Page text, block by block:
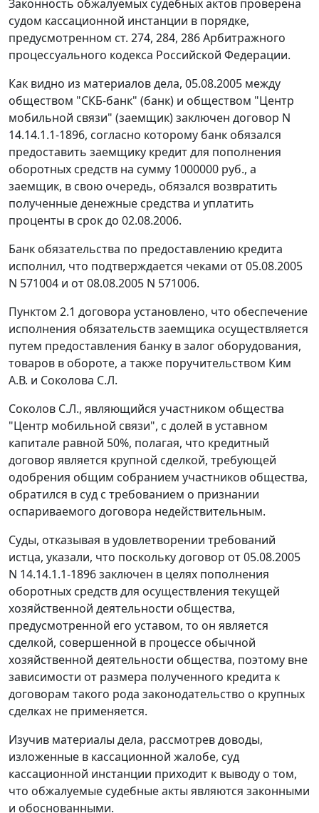
Законность обжалуемых судебных актов проверена
судом кассационной инстанции в порядке,
предусмотренном ст. 274, 284, 286Арбитражного
процессуального кодекса Российской Федерации.
Как видно из материалов дела, 05.08.2005 между
обществом "СКБ-банк" (банк) и обществом "Центр
мобильной связи" (заемщик) заключен договор N
14.14.1.1-1896, согласно которому банк обязался
предоставить заемщику кредит для пополнения
оборотных средств на сумму 1000000 руб., а
заемщик, в свою очередь, обязался возвратить
полученные денежные средства и уплатить
проценты в срок до 02.08.2006.
Банк обязательства по предоставлению кредита
исполнил, что подтверждается чеками от 05.08.2005
N 571004 и от 08.08.2005 N 571006.
Пунктом 2.1 договора установлено, что обеспечение
исполнения обязательств заемщика осуществляется
путем предоставления банку в залог оборудования,
товаров в обороте, а также поручительством Ким
А.В. и Соколова С.Л.
Соколов С.Л., являющийся участником общества
"Центр мобильной связи", с долей в уставном
капитале равной 50%, полагая, что кредитный
договор является крупной сделкой, требующей
одобрения общим собранием участников общества,
обратился в суд с требованием о признании
оспариваемого договора недействительным.
Суды, отказывая в удовлетворении требований
истца, указали, что поскольку договор от 05.08.2005
N 14.14.1.1-1896 заключен в целях пополнения
оборотных средств для осуществления текущей
хозяйственной деятельности общества,
предусмотренной его уставом, то он является
сделкой, совершенной в процессе обычной
хозяйственной деятельности общества, поэтому вне
зависимости от размера полученного кредита к
договорам такого рода законодательство о крупных
сделках не применяется.
Изучив материалы дела, рассмотрев доводы,
изложенные в кассационной жалобе, суд
кассационной инстанции приходит к выводу о том,
что обжалуемые судебные акты являются законными
и обоснованными.